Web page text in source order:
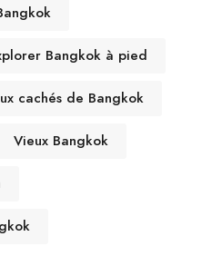
Bangkok à pied
cachés de Bangkok
Vieux Bangkok